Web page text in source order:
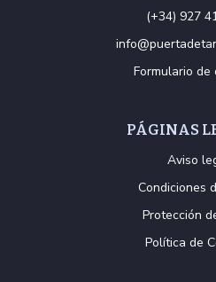
(+34) 927
Formulario de
PÁGINAS
Aviso
Condiciones
Protección
Política de